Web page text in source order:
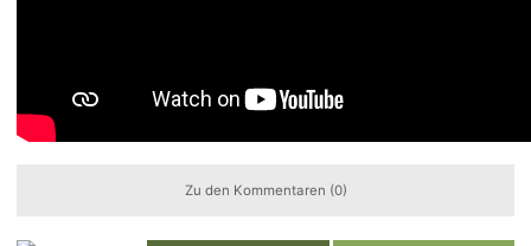
Zu den Kommentaren (0)